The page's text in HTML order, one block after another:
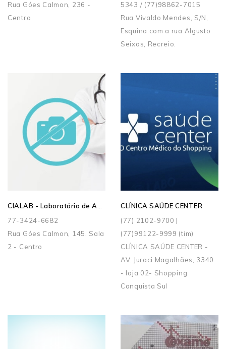
Rua Góes Calmon, 236 -
Centro
5343 / (77)98862-7015
Rua Vivaldo Mendes, S/N,
Esquina com a rua Algusto
Seixas, Recreio.
CIALAB - Laboratório de Análise Clínicas LTDA
77-3424-6682
Rua Góes Calmon, 145, Sala
2 - Centro
CLÍNICA SAÚDE CENTER
(77) 2102-9700 |
(77)99122-9999 (tim)
CLÍNICA SAÚDE CENTER -
AV. Juraci Magalhães, 3340
- loja 02- Shopping
Conquista Sul